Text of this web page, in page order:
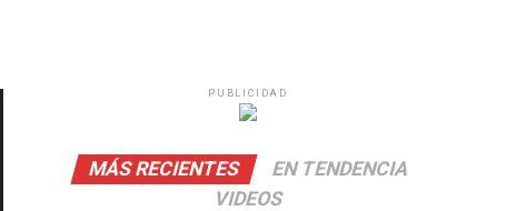
PUBLICIDAD
MÁS RECIENTES
EN TENDENCIA
VIDEOS